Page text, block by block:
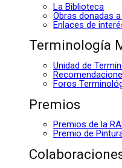
La Biblioteca
Obras donadas
Enlaces de
Terminología
Unidad de
Foros
Premios
Premios de la
Premio de